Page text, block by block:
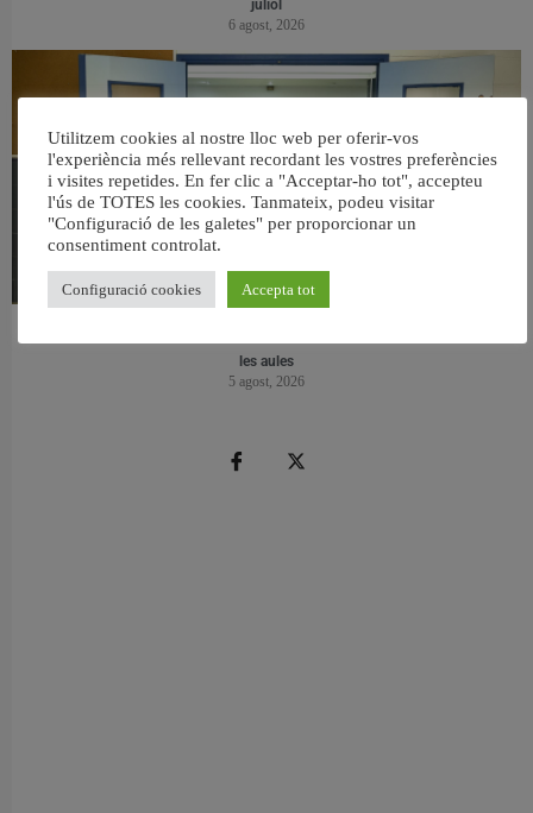
juliol
6 agost, 2026
les aules
5 agost, 2026
Utilitzem cookies al nostre lloc web per oferir-vos
l'experiència més rellevant recordant les vostres preferències
i visites repetides. En fer clic a "Acceptar-ho tot", accepteu
l'ús de TOTES les cookies. Tanmateix, podeu visitar
"Configuració de les galetes" per proporcionar un
consentiment controlat.
Configuració cookies Accepta tot